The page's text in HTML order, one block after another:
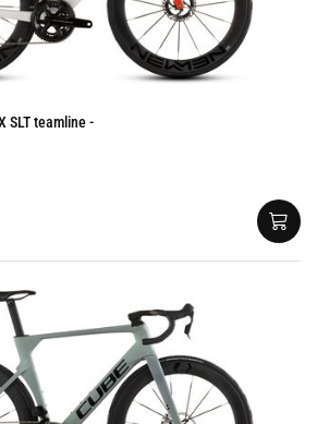
SLT teamline -